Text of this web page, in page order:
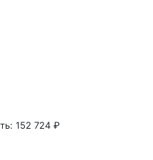
152 724 ₽